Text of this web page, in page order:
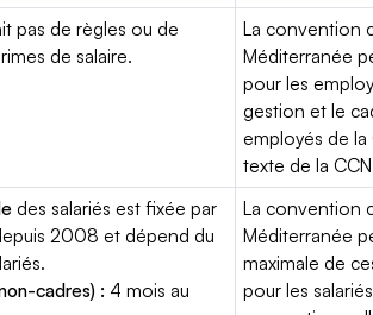
pas de règles ou de
de salaire.
La convention
Méditerranée
pour les
gestion et le
employés de la
texte de la
des salariés est fixée par
2008 et dépend du
cadres) : 4 mois au
La convention
Méditerranée
maximale de
pour les